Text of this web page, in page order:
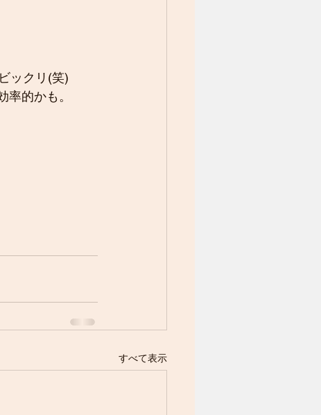
ックリ(笑)
的かも。
すべて表示